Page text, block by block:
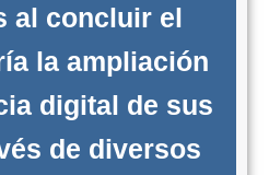
al concluir el
la ampliación
digital de sus
de diversos